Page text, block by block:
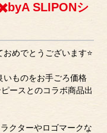
SLIPONシ
めでとうございます⭐
いものをお手ごろ価格
ースとのコラボ商品出
クターやロゴマークな